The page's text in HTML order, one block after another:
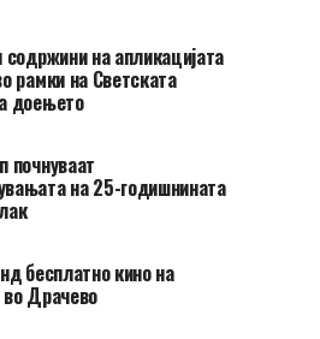
содржини на апликацијата
рамки на Светската
доењето
почнуваат
на 25-годишнината
бесплатно кино на
во Драчево